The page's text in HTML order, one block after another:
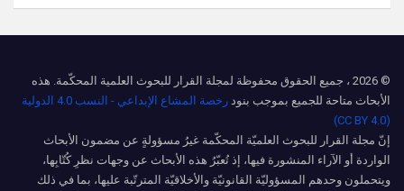
© 2026 ، جميع الحقوق محفوظة لمجلة القرار للبحوث العلمية المحكّمة. هذه
الأبحاث متاحة للجميع بموجب بنود
رخصة المشاع الإبداعي - النسب 4.0 الدولية
(CC BY 4.0)
إنّ مجلة القرار للبحوث العلميّة المحكّمة غيرُ مسؤولةٍ عن مضمون الأبحاث
الواردة أو الآراء المنشورة فيها، إذ تُعبّرُ هذه الأبحاث عن وجهات نظرِ كُتّابِها،
ويتحملون وحدهم المسؤوليّة القانونيّة والأخلاقيّة المترتّبة عليها، بما في ذلك